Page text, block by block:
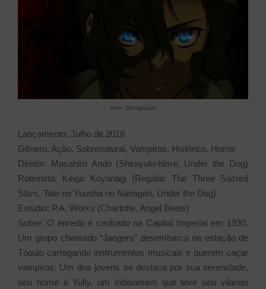
Arte: Divulgação
Lançamento: Julho de 2018
Gênero: Ação, Sobrenatural, Vampiros, Histórico, Horror
Diretor: Masahiro Ando (Shirayuki-hime, Under the Dog)
Roteirista: Keigo Koyanagi (Regalia: The Three Sacred
Stars, Tate no Yuusha no Nariagari, Under the Dog)
Estúdio: P.A. Works (Charlotte, Angel Beats)
Sobre: O enredo é centrado na Capital Imperial em 1930.
Um grupo chamado “Jaegers” desembarca na estação de
Tóquio carregando instrumentos musicais e querem caçar
vampiros. Um dos jovens se destaca por sua serenidade,
seu nome é Yully, um lobisomem que teve seu vilarejo